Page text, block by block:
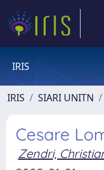
IRIS
IRIS SIARI UNITN
Cesare
Zendri,